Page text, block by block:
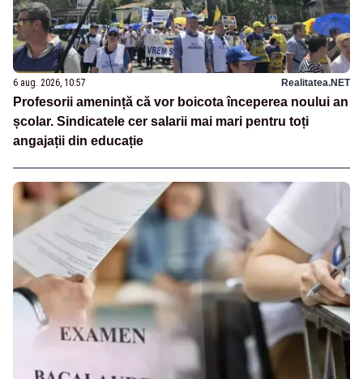
6 aug. 2026, 10:57 Realitatea.NET
Profesorii amenință că vor boicota începerea noului an
școlar. Sindicatele cer salarii mai mari pentru toți
angajații din educație